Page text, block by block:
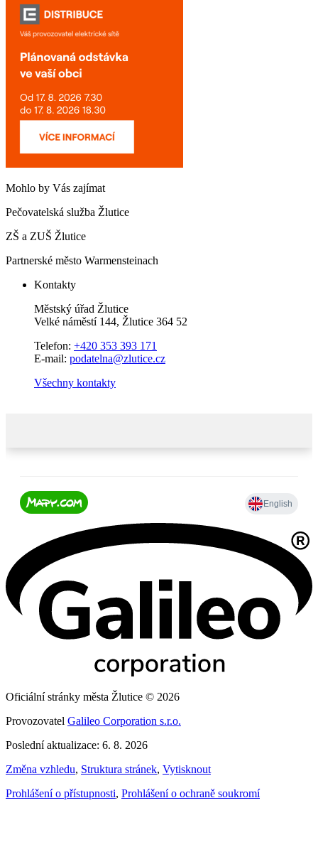
Mohlo by Vás zajímat
Pečovatelská služba Žlutice
ZŠ a ZUŠ Žlutice
Partnerské město Warmensteinach
Kontakty
Městský úřad Žlutice
Velké náměstí 144, Žlutice 364 52
Telefon: +420 353 393 171
E-mail: podatelna@zlutice.cz
Všechny kontakty
Oficiální stránky města Žlutice © 2026
Provozovatel Galileo Corporation s.r.o.
Poslední aktualizace: 6. 8. 2026
Změna vzhledu, Struktura stránek, Vytisknout
Prohlášení o přístupnosti, Prohlášení o ochraně soukromí